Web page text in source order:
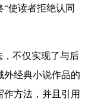
使读者拒绝认同
不仅实现了与后
外经典小说作品的
方法，并且引用